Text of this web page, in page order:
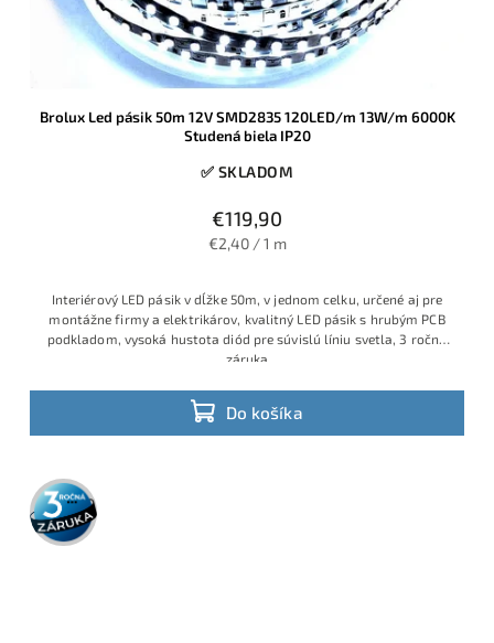
Brolux Led pásik 50m 12V SMD2835 120LED/m 13W/m 6000K
Studená biela IP20
✅ SKLADOM
€119,90
€2,40 / 1 m
Do košíka
Interiérový LED pásik v dĺžke 50m, v jednom celku, určené aj pre
montážne firmy a elektrikárov, kvalitný LED pásik s hrubým PCB
podkladom, vysoká hustota diód pre súvislú líniu svetla, 3 ročná
záruka
3 roky
záruka